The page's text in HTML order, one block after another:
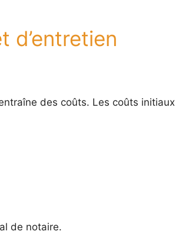
d’entretien
des coûts. Les coûts initiaux
de notaire.